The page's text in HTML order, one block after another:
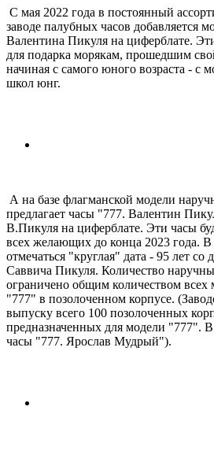
С мая 2022 года в постоянный
заводе палубных часов добавляется
Валентина Пикуля на циферблате.
для подарка морякам, прошедшим
начиная с самого юного возраста - с
школ юнг.
А на базе флагманской модели
предлагает часы "777. Валентин
В.Пикуля на циферблате. Эти часы
всех желающих до конца 2023 года. В
отмечаться "круглая" дата - 95 лет
Саввича Пикуля. Количество
ограничено общим количеством
"777" в позолоченном корпусе.
выпуску всего 100 позолоченных
предназначенных для модели "777". В
часы "777. Ярослав Мудрый").